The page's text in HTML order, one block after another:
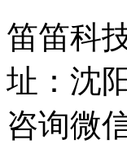
笛笛科
址：沈
咨询微